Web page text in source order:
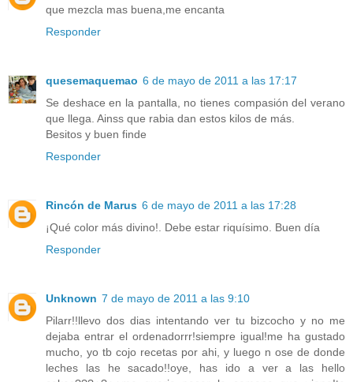
que mezcla mas buena,me encanta
Responder
quesemaquemao 6 de mayo de 2011 a las 17:17
Se deshace en la pantalla, no tienes compasión del verano
que llega. Ainss que rabia dan estos kilos de más.
Besitos y buen finde
Responder
Rincón de Marus 6 de mayo de 2011 a las 17:28
¡Qué color más divino!. Debe estar riquísimo. Buen día
Responder
Unknown 7 de mayo de 2011 a las 9:10
Pilarr!!llevo dos dias intentando ver tu bizcocho y no me
dejaba entrar el ordenadorrr!siempre igual!me ha gustado
mucho, yo tb cojo recetas por ahi, y luego n ose de donde
leches las he sacado!!oye, has ido a ver a las hello